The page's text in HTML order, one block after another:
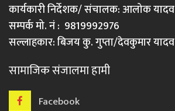
कार्यकारी निर्देशक/ संचालक: आलोक यादव
सम्पर्क मो. नं : 9819992976
सल्लाहकार: बिजय कु. गुप्ता/देवकुमार यादव
सामाजिक संजालमा हामी
Facebook